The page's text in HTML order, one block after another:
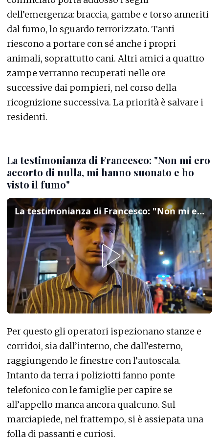
dell’emergenza: braccia, gambe e torso anneriti
dal fumo, lo sguardo terrorizzato. Tanti
riescono a portare con sé anche i propri
animali, soprattutto cani. Altri amici a quattro
zampe verranno recuperati nelle ore
successive dai pompieri, nel corso della
ricognizione successiva. La priorità è salvare i
residenti.
La testimonianza di Francesco: "Non mi ero
accorto di nulla, mi hanno suonato e ho
visto il fumo"
La testimonianza di Francesco: "Non mi ero accorto di nulla, mi hanno suonato e ho visto il fumo"
Per questo gli operatori ispezionano stanze e
corridoi, sia dall’interno, che dall’esterno,
raggiungendo le finestre con l’autoscala.
Intanto da terra i poliziotti fanno ponte
telefonico con le famiglie per capire se
all’appello manca ancora qualcuno. Sul
marciapiede, nel frattempo, si è assiepata una
folla di passanti e curiosi.